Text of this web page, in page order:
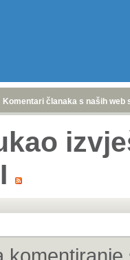
Komentari članaka s naših web